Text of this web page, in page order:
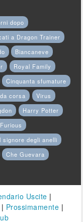
dopo
a Dragon Trainer
Biancaneve
Royal Family
Cinquanta sfumature
corsa
Virus
Harry Potter
signore degli anelli
Che Guevara
Uscite |
| Prossimamente |